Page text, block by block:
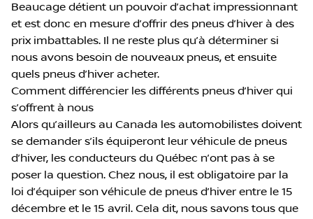
Beaucage détient un pouvoir d’achat impressionnant
et est donc en mesure d’offrir des pneus d’hiver à des
prix imbattables. Il ne reste plus qu’à déterminer si
nous avons besoin de nouveaux pneus, et ensuite
quels pneus d’hiver acheter.
Comment différencier les différents pneus d’hiver qui
s’offrent à nous
Alors qu’ailleurs au Canada les automobilistes doivent
se demander s’ils équiperont leur véhicule de pneus
d’hiver, les conducteurs du Québec n’ont pas à se
poser la question. Chez nous, il est obligatoire par la
loi d’équiper son véhicule de pneus d’hiver entre le 15
décembre et le 15 avril. Cela dit, nous savons tous que